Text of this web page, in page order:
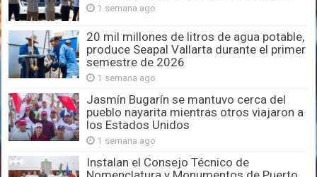
1 semana ago
20 mil millones de litros de agua potable,
produce Seapal Vallarta durante el primer
semestre de 2026
1 semana ago
Jasmín Bugarín se mantuvo cerca del
pueblo nayarita mientras otros viajaron a
los Estados Unidos
1 semana ago
Instalan el Consejo Técnico de